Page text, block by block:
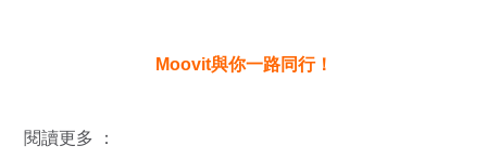
Moovit與你一路同行！
閱讀更多 ：